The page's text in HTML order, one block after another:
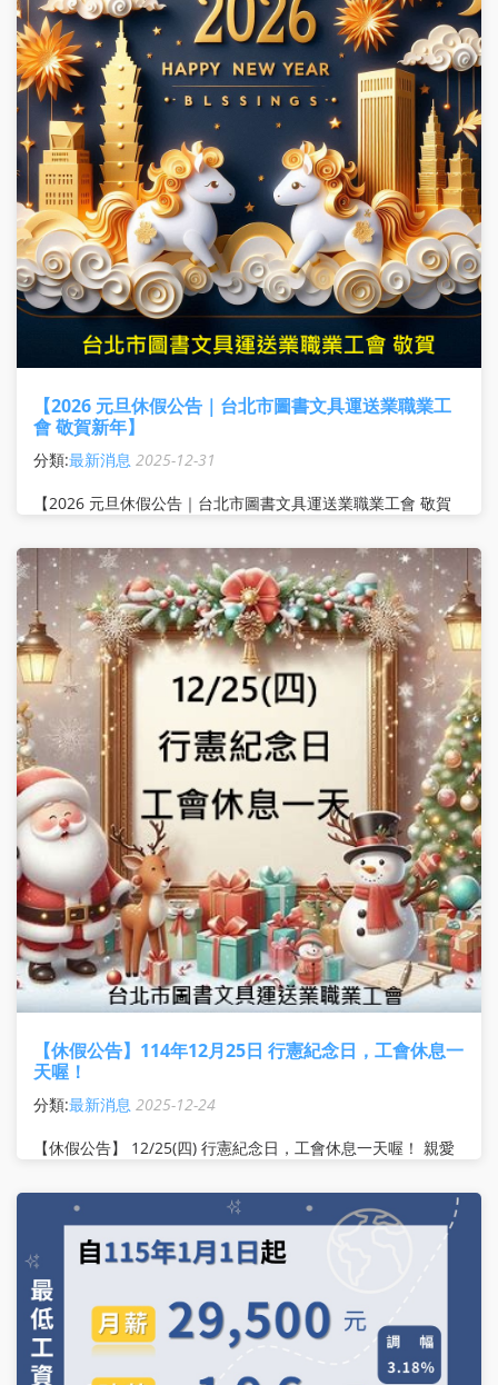
【2026 元旦休假公告｜台北市圖書文具運送業職業工
會 敬賀新年】
分類:最新消息 2025-12-31
【2026 元旦休假公告｜台北市圖書文具運送業職業工會 敬賀
體同仁誠摯感謝您一路以來的支持與信任 祝福您在新的一年
平安健康
【休假公告】114年12月25日 行憲紀念日，工會休息一
天喔！
分類:最新消息 2025-12-24
【休假公告】 12/25(四) 行憲紀念日，工會休息一天喔！ 親愛
會將於當日 放假一天。 也祝大家 聖誕